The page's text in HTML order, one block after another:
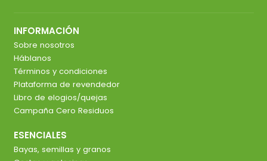
INFORMACIÓN
Sobre nosotros
Háblanos
Términos y condiciones
Plataforma de revendedor
Libro de elogios/quejas
Campaña Cero Residuos
ESENCIALES
Bayas, semillas y granos